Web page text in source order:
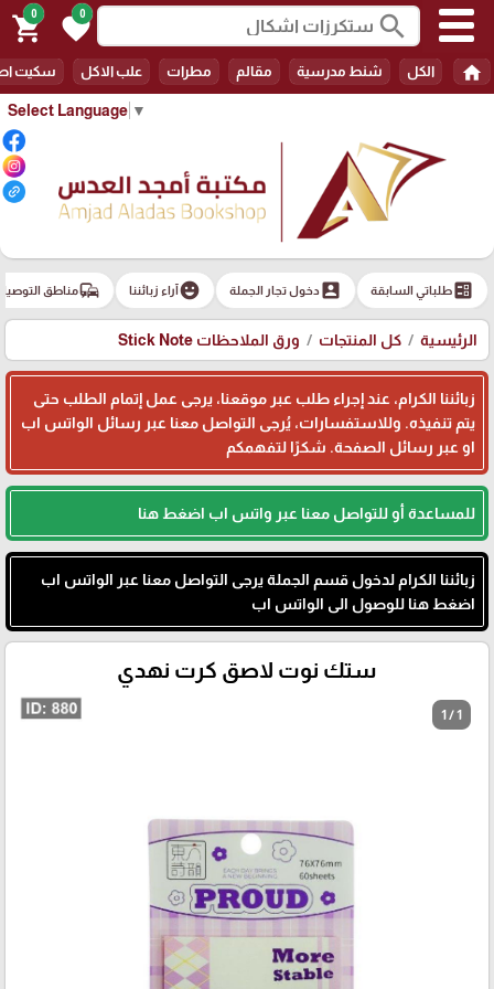
Select Language ▼
search
0
favorite
0
shopping_cart
home الكل شنط مدرسية مقالم مطرات علب الاكل سكيت
ballotطلباتي السابقة account_boxدخول تجار الجملة emoji_emotionsآراء زبائننا commuteمناطق
الرئيسية كل المنتجات ورق الملاحظات Stick Note
زبائننا الكرام، عند إجراء طلب عبر موقعنا، يرجى عمل إتمام الطلب حتى
يتم تنفيذه. وللاستفسارات، يُرجى التواصل معنا عبر رسائل الواتس اب
او عبر رسائل الصفحة. شكرًا لتفهمكم
للمساعدة أو للتواصل معنا عبر واتس اب اضغط هنا
زبائننا الكرام لدخول قسم الجملة يرجى التواصل معنا عبر الواتس اب
اضغط هنا للوصول الى الواتس اب
ستك نوت لاصق كرت نهدي
1 / 1